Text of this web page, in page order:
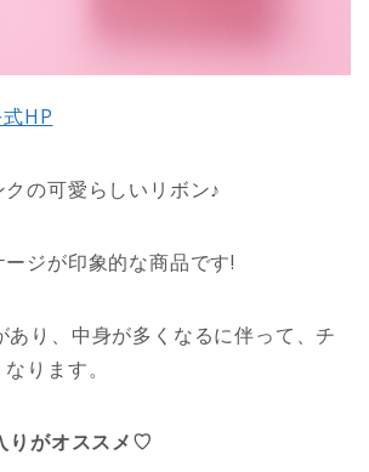
HP
の可愛らしいリボン♪
ジが印象的な商品です!
あり、中身が多くなるに伴って、チ
ります。
りがオススメ♡